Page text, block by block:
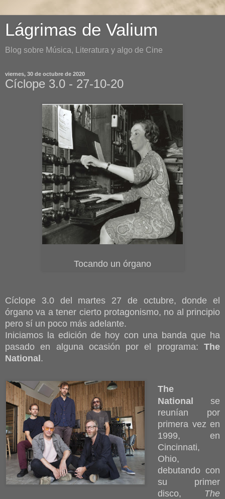
Lágrimas de Valium
Blog sobre Música, Literatura y algo de Cine
viernes, 30 de octubre de 2020
Cíclope 3.0 - 27-10-20
Tocando un órgano
Cíclope 3.0 del martes 27 de octubre, donde el
órgano va a tener cierto protagonismo, no al principio
pero sí un poco más adelante.
Iniciamos la edición de hoy con una banda que ha
pasado en alguna ocasión por el programa: The
National.
The
National se
reunían por
primera vez en
1999, en
Cincinnati,
Ohio,
debutando con
su primer
disco, The